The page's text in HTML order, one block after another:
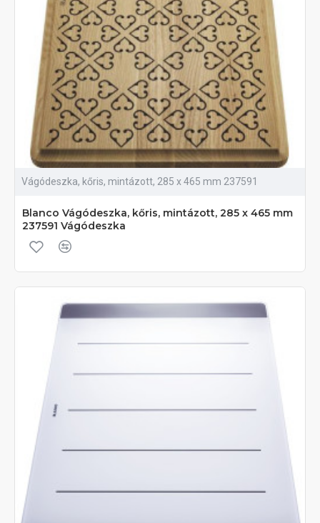
Vágódeszka, kőris, mintázott, 285 x 465 mm 237591
Blanco Vágódeszka, kőris, mintázott, 285 x 465 mm
237591 Vágódeszka